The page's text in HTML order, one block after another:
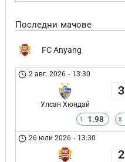
Последни мачове
FC Anyang
2 авг. 2026 - 13:30
Улсан Хюндай
3
1 1.98 X
26 юли 2026 - 13:30
2